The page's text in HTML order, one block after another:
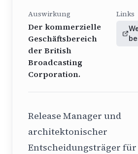
Auswirkung
Der kommerzielle
Geschäftsbereich
der British
Broadcasting
Corporation.
Links
Release Manager und
architektonischer
Entscheidungsträger für